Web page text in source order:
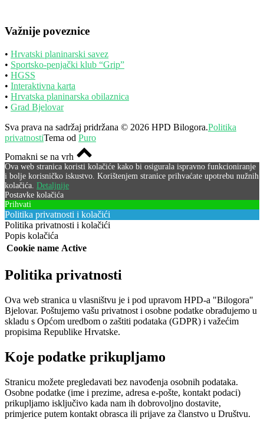
Važnije poveznice
• Hrvatski planinarski savez
• Sportsko-penjački klub “Grip”
• HGSS
• Interaktivna karta
• Hrvatska planinarska obilaznica
• Grad Bjelovar
Sva prava na sadržaj pridržana © 2026 HPD Bilogora.Politika
privatnostiTema od Puro
Pomakni se na vrh
Ova web stranica koristi kolačiće kako bi osigurala ispravno funkcioniranje
i bolje korisničko iskustvo. Korištenjem stranice prihvaćate upotrebu nužnih
kolačića. Detaljnije
Postavke kolačića
Prihvati
Politika privatnosti i kolačići
Politika privatnosti i kolačići
Popis kolačića
Cookie name Active
Politika privatnosti
Ova web stranica u vlasništvu je i pod upravom HPD-a "Bilogora"
Bjelovar. Poštujemo vašu privatnost i osobne podatke obrađujemo u
skladu s Općom uredbom o zaštiti podataka (GDPR) i važećim
propisima Republike Hrvatske.
Koje podatke prikupljamo
Stranicu možete pregledavati bez navođenja osobnih podataka.
Osobne podatke (ime i prezime, adresa e-pošte, kontakt podaci)
prikupljamo isključivo kada nam ih dobrovoljno dostavite,
primjerice putem kontakt obrasca ili prijave za članstvo u Društvu.